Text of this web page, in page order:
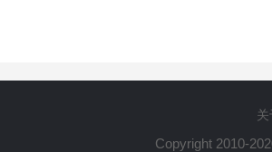
Copyright 2010-